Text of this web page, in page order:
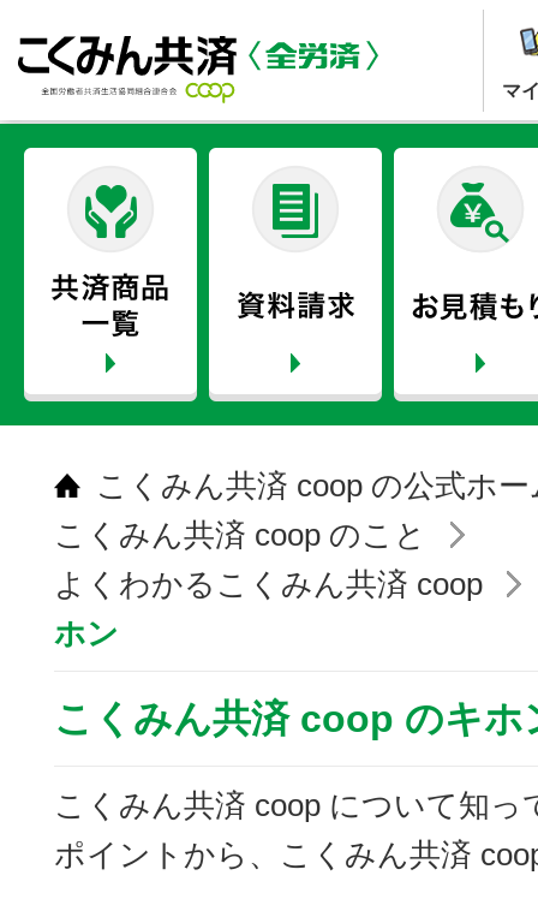
マ
こくみん共済 coop の公式ホ
こくみん共済 coop のこと
よくわかるこくみん共済 coop
ホン
こくみん共済 coop のキホ
こくみん共済 coop について知
ポイントから、こくみん共済